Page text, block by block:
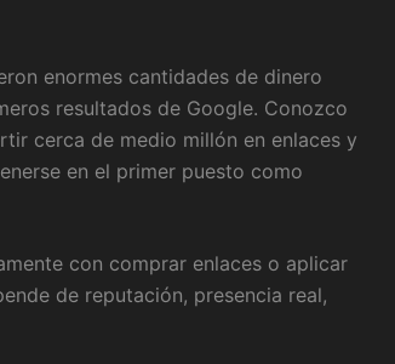
enormes cantidades de dinero
resultados de Google. Conozco
cerca de medio millón en enlaces y
en el primer puesto como
con comprar enlaces o aplicar
de reputación, presencia real,